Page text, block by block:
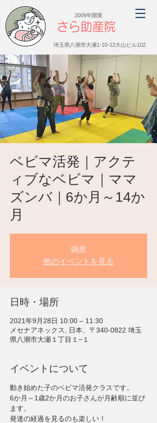
さら助産院
埼玉県八潮市大瀬1-10-12大山ビル102
2009年開業
ベビマ活発｜アクテ
ィブなベビマ｜ママ
ズンバ｜6か月～14か
月
満席
他のイベントを見る
日時・場所
2021年9月28日 10:00 – 11:30
メセナアネックス, 日本、〒340-0822 埼玉
県八潮市大瀬１丁目１−１
イベントについて
動き始めた子のベビマ活発クラスです。
6か月～1歳2か月のお子さんが月齢順に並び
ます。
発達の経過を見るのも楽しい！